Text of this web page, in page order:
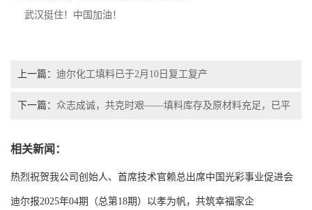
武汉挺住！中国加油！
上一篇： 迪尔化工填料已于2月10日复工复产
下一篇： 众志成诚，共克时艰——填料库存及原材料充足，已平
相关新闻：
热烈祝贺我公司创始人、首席技术官赖总出席中国光彩事业促进会
第七次会员代表大会
迪尔报2025年04期（总第18期）以孝为帆，共筑幸福家企